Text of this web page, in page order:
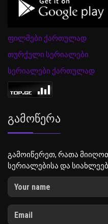
ფილმები ქართულად
თურქული სერიალები
სერიალები ქართულად
Გამოწერა
გამოიწერეთ, რათა
სერიალებისა და